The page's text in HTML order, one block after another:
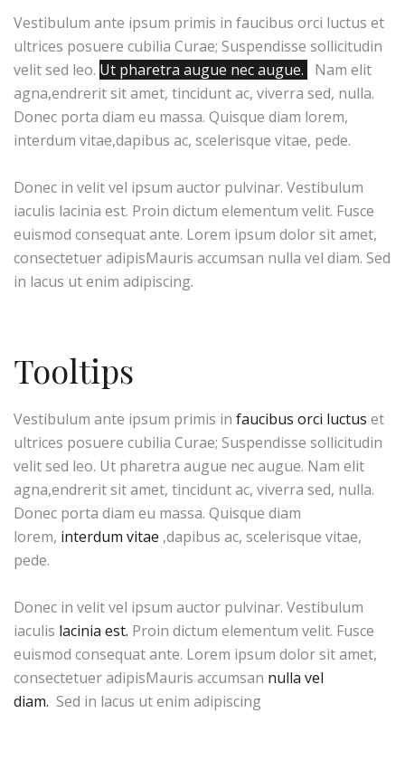
Vestibulum ante ipsum primis in faucibus orci luctus et
ultrices posuere cubilia Curae; Suspendisse sollicitudin
velit sed leo. Ut pharetra augue nec augue.
Nam elit
agna,endrerit sit amet, tincidunt ac, viverra sed, nulla.
Donec porta diam eu massa. Quisque diam lorem,
interdum vitae,dapibus ac, scelerisque vitae, pede.
Donec in velit vel ipsum auctor pulvinar. Vestibulum
iaculis lacinia est. Proin dictum elementum velit. Fusce
euismod consequat ante. Lorem ipsum dolor sit amet,
consectetuer adipisMauris accumsan nulla vel diam. Sed
in lacus ut enim adipiscing.
Tooltips
Vestibulum ante ipsum primis in faucibus orci luctus et
ultrices posuere cubilia Curae; Suspendisse sollicitudin
velit sed leo. Ut pharetra augue nec augue. Nam elit
agna,endrerit sit amet, tincidunt ac, viverra sed, nulla.
Donec porta diam eu massa. Quisque diam
lorem, interdum vitae ,dapibus ac, scelerisque vitae,
pede.
Donec in velit vel ipsum auctor pulvinar. Vestibulum
iaculis lacinia est. Proin dictum elementum velit. Fusce
euismod consequat ante. Lorem ipsum dolor sit amet,
consectetuer adipisMauris accumsan nulla vel
diam. Sed in lacus ut enim adipiscing